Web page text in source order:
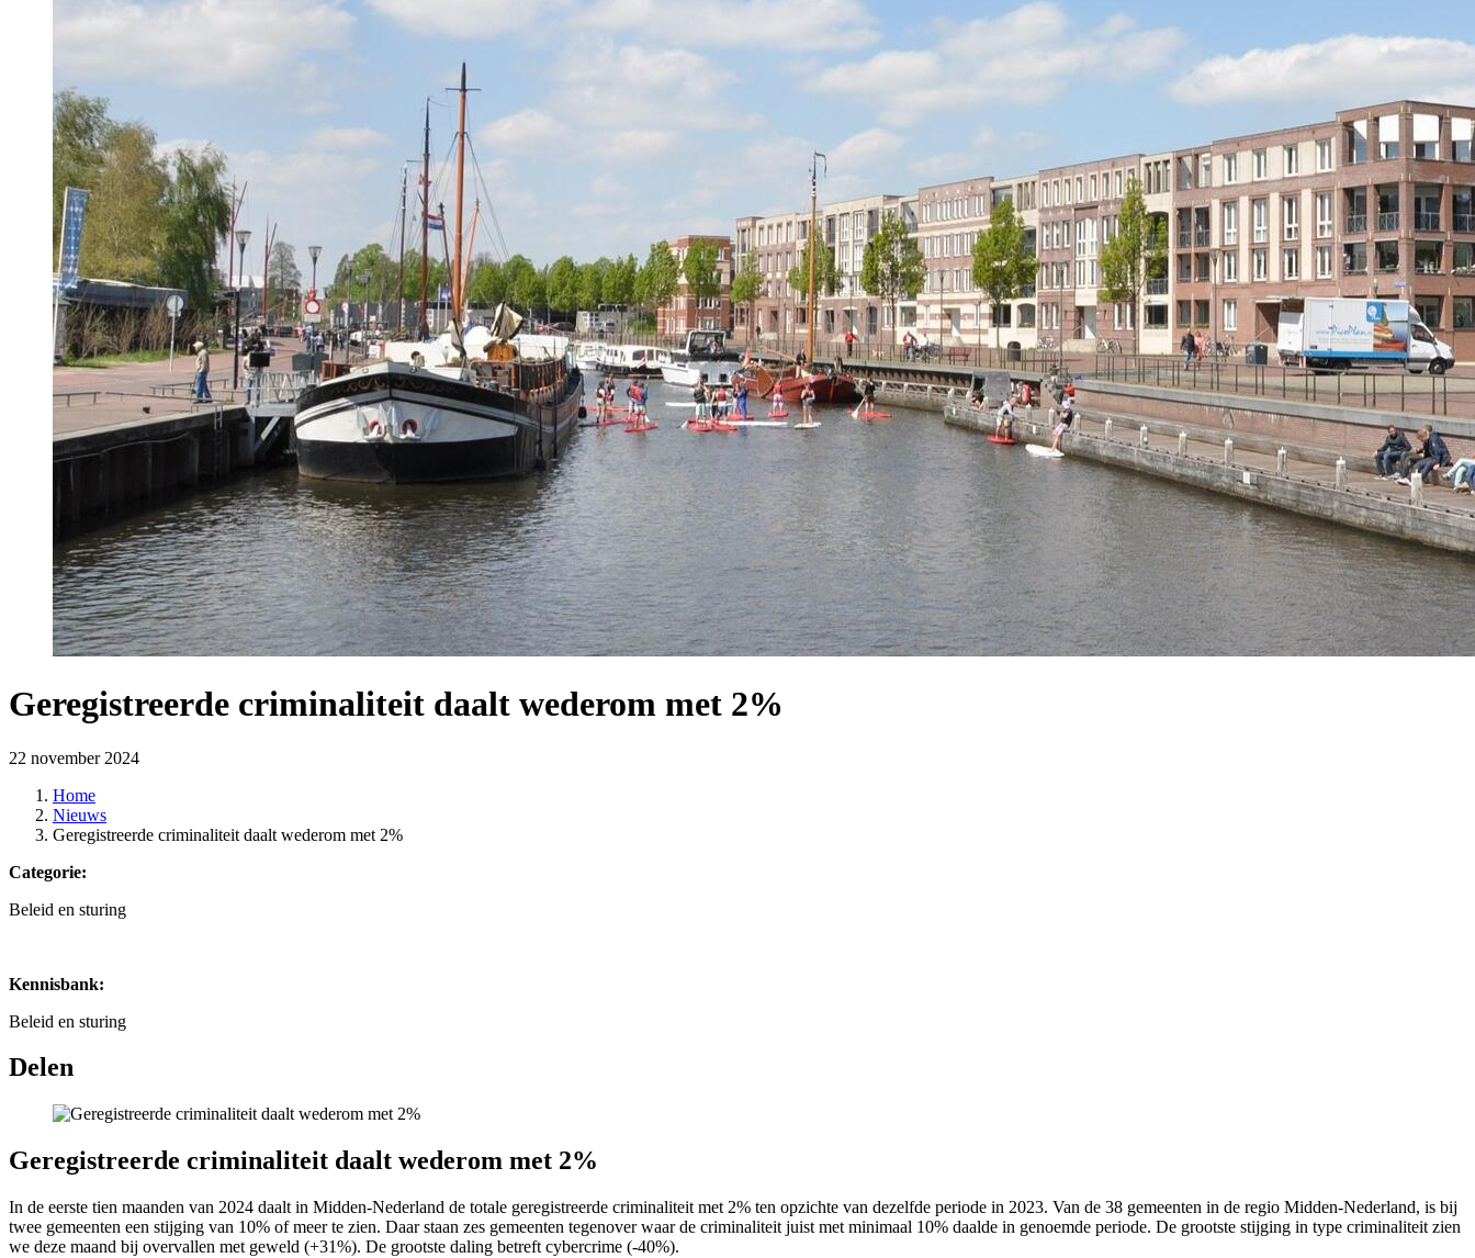
Geregistreerde criminaliteit daalt wederom met 2%
22 november 2024
Home
Nieuws
Geregistreerde criminaliteit daalt wederom met 2%
Categorie:
Beleid en sturing
Kennisbank:
Beleid en sturing
Delen
Geregistreerde criminaliteit daalt wederom met 2%
In de eerste tien maanden van 2024 daalt in Midden-Nederland de totale geregistreerde criminaliteit met 2% ten opzichte van dezelfde periode in 2023. Van de 38 gemeenten in de regio Midden-Nederland, is bij
twee gemeenten een stijging van 10% of meer te zien. Daar staan zes gemeenten tegenover waar de criminaliteit juist met minimaal 10% daalde in genoemde periode. De grootste stijging in type criminaliteit zien
we deze maand bij overvallen met geweld (+31%). De grootste daling betreft cybercrime (-40%).